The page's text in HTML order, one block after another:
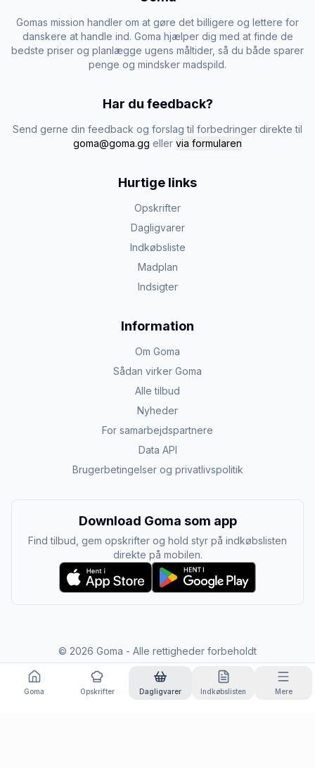
Gomas mission handler om at gøre det billigere og lettere for
danskere at handle ind. Goma hjælper dig med at finde de
bedste priser og planlægge ugens måltider, så du både sparer
penge og mindsker madspild.
Har du feedback?
Send gerne din feedback og forslag til forbedringer direkte til
goma@goma.gg eller via formularen
Hurtige links
Opskrifter
Dagligvarer
Indkøbsliste
Madplan
Indsigter
Information
Om Goma
Sådan virker Goma
Alle tilbud
Nyheder
For samarbejdspartnere
Data API
Brugerbetingelser og privatlivspolitik
Download Goma som app
Find tilbud, gem opskrifter og hold styr på indkøbslisten
direkte på mobilen.
© 2026 Goma - Alle rettigheder forbeholdt
Goma Opskrifter Dagligvarer Indkøbslisten Mere